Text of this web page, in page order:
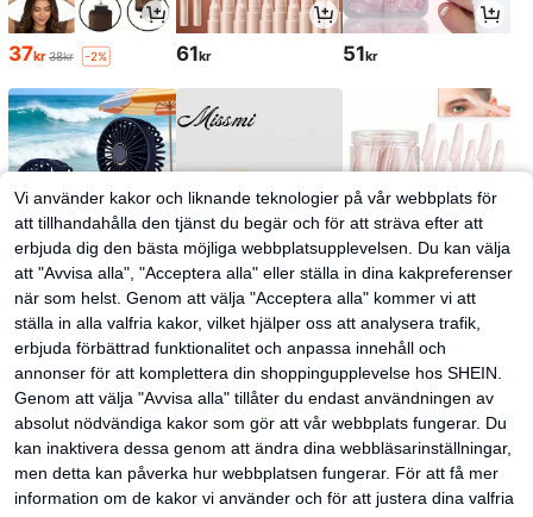
37kr 38kr -2% 61kr 51kr
35kr 227kr 28kr
Vi använder kakor och liknande teknologier på vår webbplats för
att tillhandahålla den tjänst du begär och för att sträva efter att
erbjuda dig den bästa möjliga webbplatsupplevelsen. Du kan välja
att "Avvisa alla", "Acceptera alla" eller ställa in dina kakpreferenser
när som helst. Genom att välja "Acceptera alla" kommer vi att
ställa in alla valfria kakor, vilket hjälper oss att analysera trafik,
erbjuda förbättrad funktionalitet och anpassa innehåll och
annonser för att komplettera din shoppingupplevelse hos SHEIN.
Genom att välja "Avvisa alla" tillåter du endast användningen av
absolut nödvändiga kakor som gör att vår webbplats fungerar. Du
kan inaktivera dessa genom att ändra dina webbläsarinställningar,
men detta kan påverka hur webbplatsen fungerar. För att få mer
information om de kakor vi använder och för att justera dina valfria